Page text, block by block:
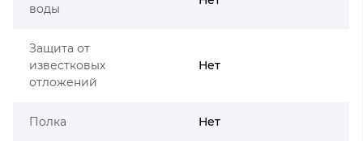
воды
Защита от
известковых
отложений
Нет
Полка Нет